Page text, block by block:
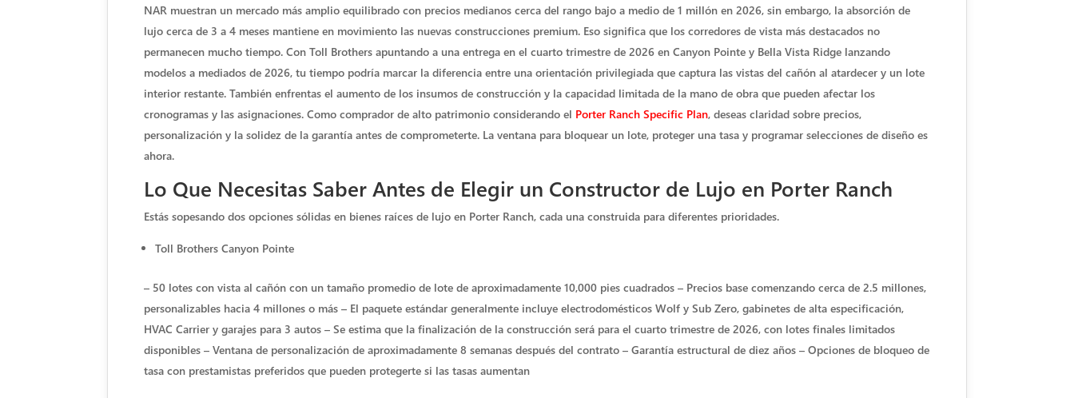
NAR muestran un mercado más amplio equilibrado con precios medianos cerca del rango bajo a medio de 1 millón en 2026, sin embargo, la absorción de
lujo cerca de 3 a 4 meses mantiene en movimiento las nuevas construcciones premium. Eso significa que los corredores de vista más destacados no
permanecen mucho tiempo. Con Toll Brothers apuntando a una entrega en el cuarto trimestre de 2026 en Canyon Pointe y Bella Vista Ridge lanzando
modelos a mediados de 2026, tu tiempo podría marcar la diferencia entre una orientación privilegiada que captura las vistas del cañón al atardecer y un lote
interior restante. También enfrentas el aumento de los insumos de construcción y la capacidad limitada de la mano de obra que pueden afectar los
cronogramas y las asignaciones. Como comprador de alto patrimonio considerando el Porter Ranch Specific Plan, deseas claridad sobre precios,
personalización y la solidez de la garantía antes de comprometerte. La ventana para bloquear un lote, proteger una tasa y programar selecciones de diseño es
ahora.
Lo Que Necesitas Saber Antes de Elegir un Constructor de Lujo en Porter Ranch
Estás sopesando dos opciones sólidas en bienes raíces de lujo en Porter Ranch, cada una construida para diferentes prioridades.
Toll Brothers Canyon Pointe
– 50 lotes con vista al cañón con un tamaño promedio de lote de aproximadamente 10,000 pies cuadrados – Precios base comenzando cerca de 2.5 millones,
personalizables hacia 4 millones o más – El paquete estándar generalmente incluye electrodomésticos Wolf y Sub Zero, gabinetes de alta especificación,
HVAC Carrier y garajes para 3 autos – Se estima que la finalización de la construcción será para el cuarto trimestre de 2026, con lotes finales limitados
disponibles – Ventana de personalización de aproximadamente 8 semanas después del contrato – Garantía estructural de diez años – Opciones de bloqueo de
tasa con prestamistas preferidos que pueden protegerte si las tasas aumentan